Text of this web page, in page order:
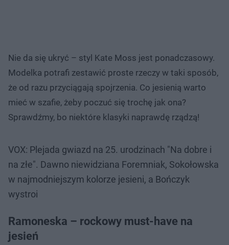
Nie da się ukryć – styl Kate Moss jest ponadczasowy.
Modelka potrafi zestawić proste rzeczy w taki sposób,
że od razu przyciągają spojrzenia. Co jesienią warto
mieć w szafie, żeby poczuć się trochę jak ona?
Sprawdźmy, bo niektóre klasyki naprawdę rządzą!
VOX: Plejada gwiazd na 25. urodzinach "Na dobre i
na złe". Dawno niewidziana Foremniak, Sokołowska
w najmodniejszym kolorze jesieni, a Bończyk
wystroi
Ramoneska – rockowy must-have na
jesień